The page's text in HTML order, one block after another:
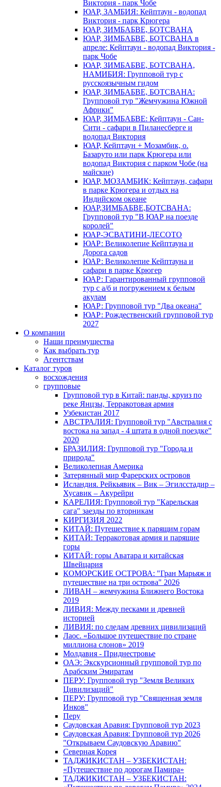
Виктория - парк Чобе
ЮАР, ЗАМБИЯ: Кейптаун - водопад
Виктория - парк Крюгера
ЮАР, ЗИМБАБВЕ, БОТСВАНА
ЮАР, ЗИМБАБВЕ, БОТСВАНА в
апреле: Кейптаун - водопад Виктория -
парк Чобе
ЮАР, ЗИМБАБВЕ, БОТСВАНА,
НАМИБИЯ: Групповой тур с
русскоязычным гидом
ЮАР, ЗИМБАБВЕ, БОТСВАНА:
Групповой тур "Жемчужина Южной
Африки"
ЮАР, ЗИМБАБВЕ: Кейптаун - Сан-
Сити - сафари в Пиланесберге и
водопад Виктория
ЮАР, Кейптаун + Мозамбик, о.
Базаруто или парк Крюгера или
водопад Виктория с парком Чобе (на
майские)
ЮАР, МОЗАМБИК: Кейптаун, сафари
в парке Крюгера и отдых на
Индийском океане
ЮАР,ЗИМБАБВЕ,БОТСВАНА:
Групповой тур "В ЮАР на поезде
королей"
ЮАР-ЭСВАТИНИ-ЛЕСОТО
ЮАР: Великолепие Кейптауна и
Дорога садов
ЮАР: Великолепие Кейптауна и
сафари в парке Крюгер
ЮАР: Гарантированный групповой
тур с а/б и погружением к белым
акулам
ЮАР: Групповой тур "Два океана"
ЮАР: Рождественский групповой тур
2027
О компании
Наши преимущества
Как выбрать тур
Агентствам
Каталог туров
восхождения
групповые
Групповой тур в Китай: панды, круиз по
реке Янцзы, Терракотовая армия
Узбекистан 2017
АВСТРАЛИЯ: Групповой тур "Австралия с
востока на запад - 4 штата в одной поездке"
2020
БРАЗИЛИЯ: Групповой тур "Города и
природа"
Великолепная Америка
Затерянный мир Фарерских островов
Исландия. Рейкьявик – Вик – Эгилсстадир –
Хусавик – Акурейри
КАРЕЛИЯ: Групповой тур "Карельская
сага" заезды по вторникам
КИРГИЗИЯ 2022
КИТАЙ: Путешествие к парящим горам
КИТАЙ: Терракотовая армия и парящие
горы
КИТАЙ: горы Аватара и китайская
Швейцария
КОМОРСКИЕ ОСТРОВА: "Гран Марьяж и
путешествие на три острова" 2026
ЛИВАН – жемчужина Ближнего Востока
2019
ЛИВИЯ: Между песками и древней
историей
ЛИВИЯ: по следам древних цивилизаций
Лаос. «Большое путешествие по стране
миллиона слонов» 2019
Молдавия - Приднестровье
ОАЭ: Экскурсионный групповой тур по
Арабским Эмиратам
ПЕРУ: Групповой тур "Земля Великих
Цивилизаций"
ПЕРУ: Групповой тур "Священная земля
Инков"
Перу
Саудовская Аравия: Групповой тур 2023
Саудовская Аравия: Групповой тур 2026
"Открываем Саудовскую Аравию"
Северная Корея
ТАДЖИКИСТАН – УЗБЕКИСТАН:
«Путешествие по дорогам Памира»
ТАДЖИКИСТАН – УЗБЕКИСТАН: